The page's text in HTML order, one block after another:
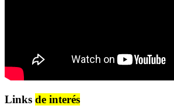
Links de interés